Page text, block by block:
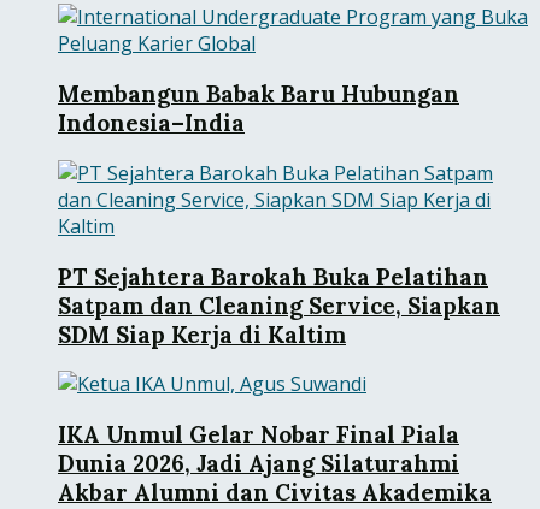
Membangun Babak Baru Hubungan
Indonesia–India
PT Sejahtera Barokah Buka Pelatihan
Satpam dan Cleaning Service, Siapkan
SDM Siap Kerja di Kaltim
IKA Unmul Gelar Nobar Final Piala
Dunia 2026, Jadi Ajang Silaturahmi
Akbar Alumni dan Civitas Akademika